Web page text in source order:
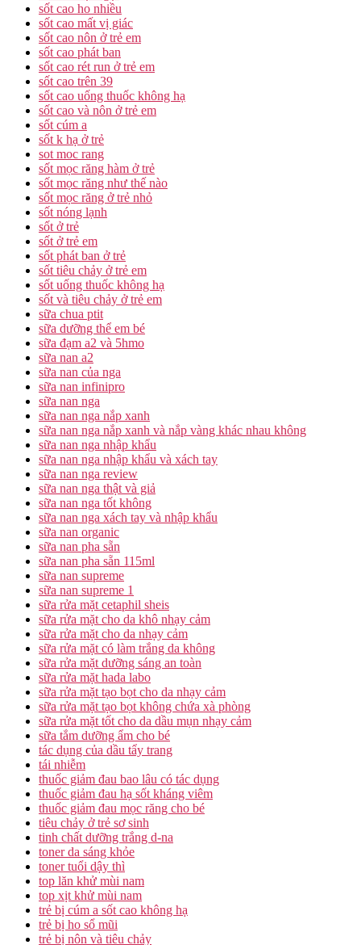
sốt cao ho nhiều
sốt cao mất vị giác
sốt cao nôn ở trẻ em
sốt cao phát ban
sốt cao rét run ở trẻ em
sốt cao trên 39
sốt cao uống thuốc không hạ
sốt cao và nôn ở trẻ em
sốt cúm a
sốt k hạ ở trẻ
sot moc rang
sốt mọc răng hàm ở trẻ
sốt mọc răng như thế nào
sốt mọc răng ở trẻ nhỏ
sốt nóng lạnh
sốt ở trẻ
sốt ở trẻ em
sốt phát ban ở trẻ
sốt tiêu chảy ở trẻ em
sốt uống thuốc không hạ
sốt và tiêu chảy ở trẻ em
sữa chua ptit
sữa dưỡng thể em bé
sữa đạm a2 và 5hmo
sữa nan a2
sữa nan của nga
sữa nan infinipro
sữa nan nga
sữa nan nga nắp xanh
sữa nan nga nắp xanh và nắp vàng khác nhau không
sữa nan nga nhập khẩu
sữa nan nga nhập khẩu và xách tay
sữa nan nga review
sữa nan nga thật và giả
sữa nan nga tốt không
sữa nan nga xách tay và nhập khẩu
sữa nan organic
sữa nan pha sẵn
sữa nan pha sẵn 115ml
sữa nan supreme
sữa nan supreme 1
sữa rửa mặt cetaphil sheis
sữa rửa mặt cho da khô nhạy cảm
sữa rửa mặt cho da nhạy cảm
sữa rửa mặt có làm trắng da không
sữa rửa mặt dưỡng sáng an toàn
sữa rửa mặt hada labo
sữa rửa mặt tạo bọt cho da nhạy cảm
sữa rửa mặt tạo bọt không chứa xà phòng
sữa rửa mặt tốt cho da dầu mụn nhạy cảm
sữa tắm dưỡng ẩm cho bé
tác dụng của dầu tẩy trang
tái nhiễm
thuốc giảm đau bao lâu có tác dụng
thuốc giảm đau hạ sốt kháng viêm
thuốc giảm đau mọc răng cho bé
tiêu chảy ở trẻ sơ sinh
tinh chất dưỡng trắng d-na
toner da sáng khỏe
toner tuổi dậy thì
top lăn khử mùi nam
top xịt khử mùi nam
trẻ bị cúm a sốt cao không hạ
trẻ bị ho sổ mũi
trẻ bị nôn và tiêu chảy